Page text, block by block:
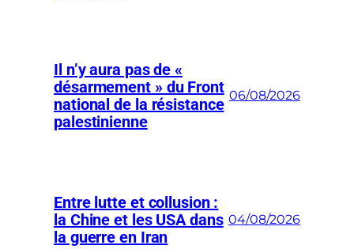
Il n’y aura pas de «
désarmement » du Front
national de la résistance
palestinienne
06/08/2026
Entre lutte et collusion :
la Chine et les USA dans
la guerre en Iran
04/08/2026